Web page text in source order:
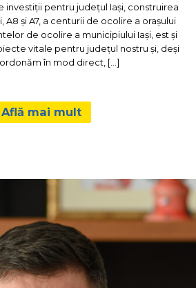
pentru județul Iași, construirea
A8 și A7, a centurii de ocolire a orașului
de ocolire a municipiului Iași, est și
vitale pentru județul nostru și, deși
în mod direct, […]
Află mai mult